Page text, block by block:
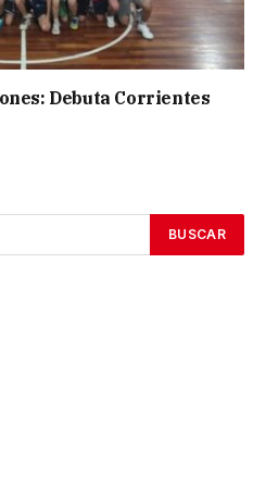
Debuta Corrientes